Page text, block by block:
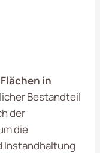
in
Bestandteil
der
die
Instandhaltung